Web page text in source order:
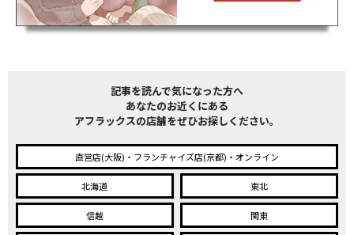
記事を読んで気になった方へ
あなたのお近くにある
アフラックスの店舗をぜひお探しください。
直営店(大阪)・フランチャイズ店(京都)・オンライン
北海道 東北
信越 関東